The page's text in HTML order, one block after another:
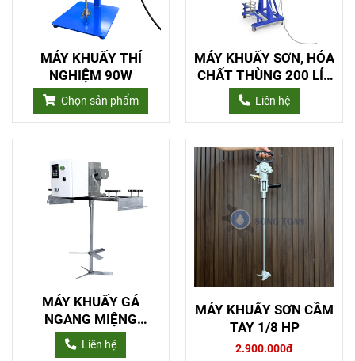
MÁY KHUẤY THÍ
NGHIỆM 90W
Chọn sản phẩm
MÁY KHUẤY SƠN, HÓA
CHẤT THÙNG 200 LÍT
3HP NÂNG HẠ TỜI
ĐIỆN
Liên hệ
MÁY KHUẤY GÁ
NGANG MIỆNG
THÙNG 1 HP GIẢM
TỐC
Liên hệ
MÁY KHUẤY SƠN CẦM
TAY 1/8 HP
2.900.000đ